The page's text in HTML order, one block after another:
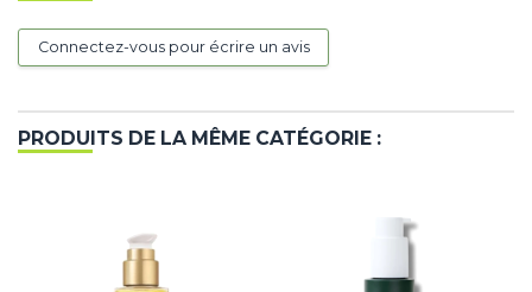
Connectez-vous pour écrire un avis
PRODUITS DE LA MÊME CATÉGORIE :